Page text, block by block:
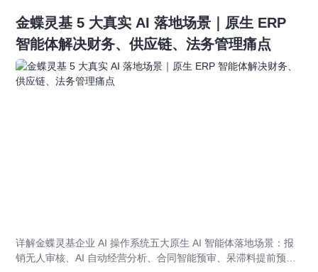
金蝶灵基 5 大真实 AI 落地场景｜原生 ERP
智能体解决财务、供应链、法务管理痛点
详解金蝶灵基企业 AI 操作系统五大原生 AI 智能体落地场景：报
销无人审核、AI 自动经营分析、合同智能预审、呆滞料提前预